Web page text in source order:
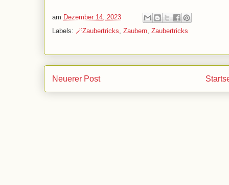
am Dezember 14, 2023
Labels: 🪄Zaubertricks Zaubern Zaubertricks
Neuerer Post